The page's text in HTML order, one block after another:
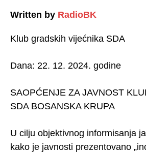
Written by RadioBK
Klub gradskih vijećnika SDA
Dana: 22. 12. 2024. godine
SAOPĆENJE ZA JAVNOST
SDA BOSANSKA KRUPA
U cilju objektivnog informisanja
kako je javnosti prezentovano